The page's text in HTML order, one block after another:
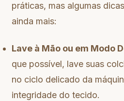
práticas, mas algumas
ainda mais:
Lave à Mão ou em Modo
que possível, lave suas
no ciclo delicado da
integridade do tecido.